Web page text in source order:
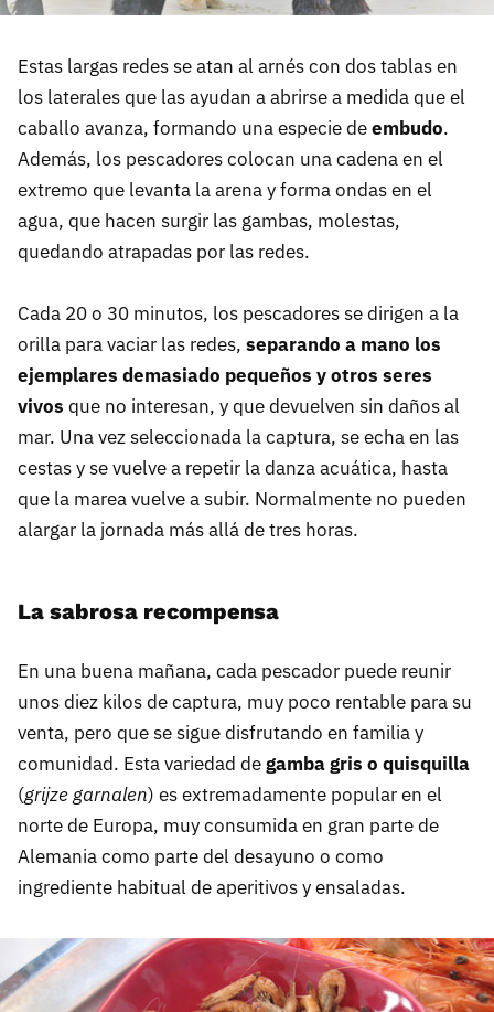
Estas largas redes se atan al arnés con dos tablas en
los laterales que las ayudan a abrirse a medida que el
caballo avanza, formando una especie deembudo.
Además, los pescadores colocan una cadena en el
extremo que levanta la arena y forma ondas en el
agua, que hacen surgir las gambas, molestas,
quedando atrapadas por las redes.
Cada 20 o 30 minutos, los pescadores se dirigen a la
orilla para vaciar las redes, separando a mano los
ejemplares demasiado pequeños y otros seres
vivos que no interesan, y que devuelven sin daños al
mar. Una vez seleccionada la captura, se echa en las
cestas y se vuelve a repetir la danza acuática, hasta
que la marea vuelve a subir. Normalmente no pueden
alargar la jornada más allá de tres horas.
La sabrosa recompensa
En una buena mañana, cada pescador puede reunir
unos diez kilos de captura, muy poco rentable para su
venta, pero que se sigue disfrutando en familia y
comunidad. Esta variedad degamba gris o quisquilla
(grijze garnalen) es extremadamente popular en el
norte de Europa, muy consumida en gran parte de
Alemania como parte del desayuno o como
ingrediente habitual de aperitivos y ensaladas.